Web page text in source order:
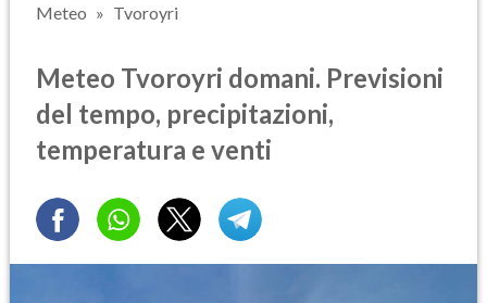
Meteo Tvoroyri
Meteo Tvoroyri domani. Previsioni
del tempo, precipitazioni,
temperatura e venti